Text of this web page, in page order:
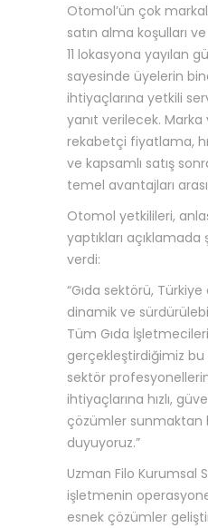
Otomol’ün çok
satın alma koşulları
11 lokasyona yayılan
sayesinde üyelerin
ihtiyaçlarına yetkili
yanıt verilecek.
rekabetçi fiyatlama,
ve kapsamlı satış
temel avantajları
Otomol yetkilileri,
yaptıkları
verdi:
“Gıda sektörü,
dinamik ve
Tüm Gıda
gerçekleştirdiğimiz bu
sektör
ihtiyaçlarına hızlı,
çözümler
duyuyoruz.”
Uzman Filo Kurumsal
işletmenin
esnek çözümler